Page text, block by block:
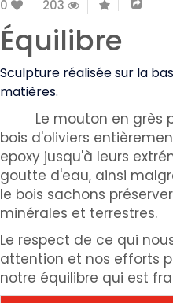
0 203
Équilibre
Sculpture réalisée sur la
matières.
​ Le ​mouton en grès
bois d'oliviers
epoxy jusqu'à leurs
goutte d'eau, ainsi
le bois sachons
minérales et terrestres.
Le respect de ce qui
attention et nos efforts
notre équilibre qui est